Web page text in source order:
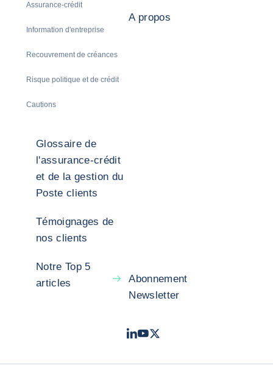
Assurance-crédit
Information d'entreprise
Recouvrement de créances
Risque politique et de crédit
Cautions
A propos
Glossaire de
l'assurance-crédit
et de la gestion du
Poste clients
Témoignages de
nos clients
Notre Top 5
articles
Abonnement
Newsletter
LinkedIn
Youtube
X - Twitter